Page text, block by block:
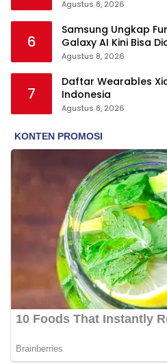
Agustus 8, 2026
6
Samsung Ungkap
Galaxy AI Kini Bisa
Agustus 8, 2026
7
Daftar Wearables
Indonesia
Agustus 8, 2026